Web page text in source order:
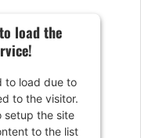
load the
to load due to
to the visitor.
setup the site
to the list